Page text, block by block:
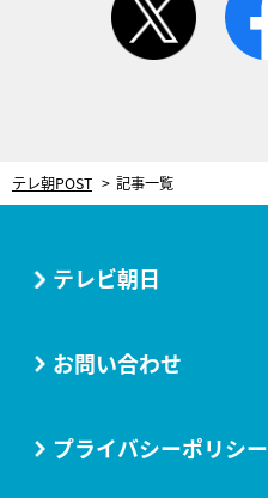
テレ朝POST 記事一覧
テレビ朝日
お問い合わせ
プライバシーポリシー